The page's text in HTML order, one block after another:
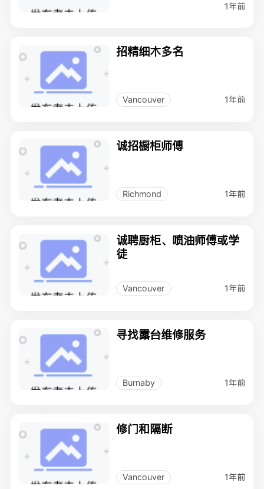
1年前
招精细木多名
Vancouver 1年前
诚招橱柜师傅
Richmond 1年前
诚聘厨柜、喷油师傅或学
徒
Vancouver 1年前
寻找露台维修服务
Burnaby 1年前
修门和隔断
Vancouver 1年前